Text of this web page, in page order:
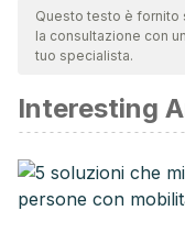
team per garantirne
validità. La
Li, A. W., &
yoga on anxiety
https://doi.org/
VV.AA
Questo testo è fornito
la consultazione con
tuo specialista.
Interesting